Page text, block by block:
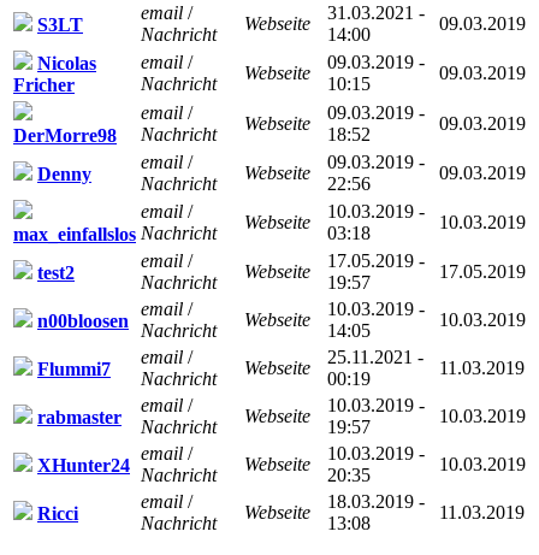
S3LT
email /
Nachricht
Webseite
31.03.2021 -
14:00
09.03.2019
Nicolas
Fricher
email /
Nachricht
Webseite
09.03.2019 -
10:15
09.03.2019
DerMorre98
email /
Nachricht
Webseite
09.03.2019 -
18:52
09.03.2019
Denny
email /
Nachricht
Webseite
09.03.2019 -
22:56
09.03.2019
max_einfallslos
email /
Nachricht
Webseite
10.03.2019 -
03:18
10.03.2019
test2
email /
Nachricht
Webseite
17.05.2019 -
19:57
17.05.2019
n00bloosen
email /
Nachricht
Webseite
10.03.2019 -
14:05
10.03.2019
Flummi7
email /
Nachricht
Webseite
25.11.2021 -
00:19
11.03.2019
rabmaster
email /
Nachricht
Webseite
10.03.2019 -
19:57
10.03.2019
XHunter24
email /
Nachricht
Webseite
10.03.2019 -
20:35
10.03.2019
Ricci
email /
Nachricht
Webseite
18.03.2019 -
13:08
11.03.2019